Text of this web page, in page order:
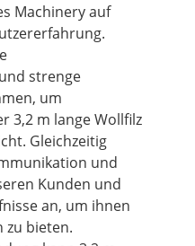
Machinery auf
strenge
um
3,2 m lange Wollfilz
Gleichzeitig
und
Kunden und
an, um ihnen
zu bieten.